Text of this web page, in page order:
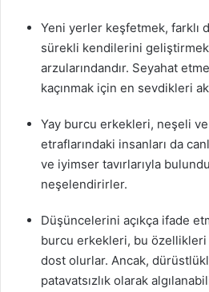
Yeni yerler keşfetmek, farklı
sürekli kendilerini
arzularındandır. Seyahat
kaçınmak için en sevdikleri
Yay burcu erkekleri, neşeli
etraflarındaki insanları da
ve iyimser tavırlarıyla
neşelendirirler.
Düşüncelerini açıkça ifade
burcu erkekleri, bu
dost olurlar. Ancak,
patavatsızlık olarak